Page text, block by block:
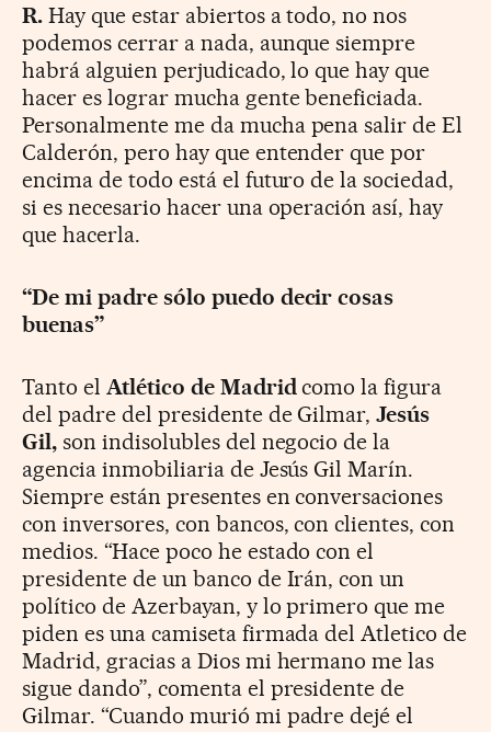
R.Hay que estar abiertos a todo, no nos
podemos cerrar a nada, aunque siempre
habrá alguien perjudicado, lo que hay que
hacer es lograr mucha gente beneficiada.
Personalmente me da mucha pena salir de El
Calderón, pero hay que entender que por
encima de todo está el futuro de la sociedad,
si es necesario hacer una operación así, hay
que hacerla.
“De mi padre sólo puedo decir cosas
buenas”
Tanto el Atlético de Madrid como la figura
del padre del presidente de Gilmar,Jesús
Gil,son indisolubles del negocio de la
agencia inmobiliaria de Jesús Gil Marín.
Siempre están presentes en conversaciones
con inversores, con bancos, con clientes, con
medios. “Hace poco he estado con el
presidente de un banco de Irán, con un
político de Azerbayan, y lo primero que me
piden es una camiseta firmada del Atletico de
Madrid, gracias a Dios mi hermano me las
sigue dando”, comenta el presidente de
Gilmar. “Cuando murió mi padre dejé el